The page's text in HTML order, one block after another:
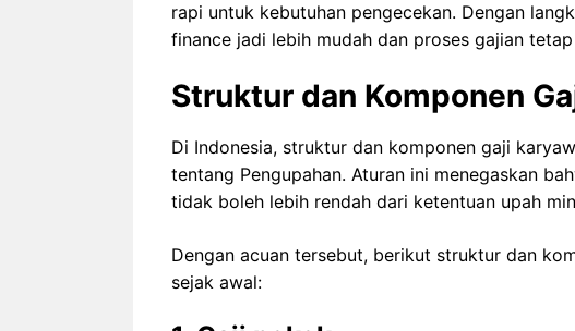
rapi untuk kebutuhan pengecekan. Dengan
finance jadi lebih mudah dan proses gajian
Struktur dan Komponen
Di Indonesia, struktur dan komponen gaji
tentang Pengupahan. Aturan ini menegaskan
tidak boleh lebih rendah dari ketentuan upah
Dengan acuan tersebut, berikut struktur dan
sejak awal: